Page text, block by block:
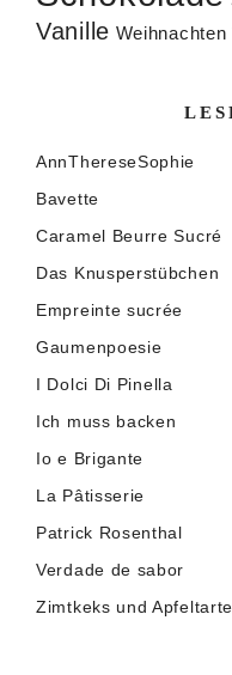
Vanille Weihnachten
AnnThereseSophie
Bavette
Caramel Beurre Sucré
Das Knusperstübchen
Empreinte sucrée
Gaumenpoesie
I Dolci Di Pinella
Ich muss backen
Io e Brigante
La Pâtisserie
Patrick Rosenthal
Verdade de sabor
Zimtkeks und Apfeltarte